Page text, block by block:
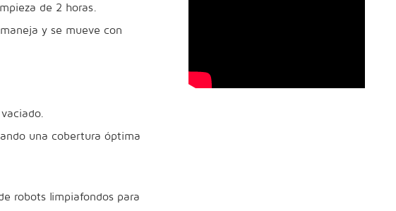
de 2 horas.
y se mueve con
una cobertura óptima
robots limpiafondos para